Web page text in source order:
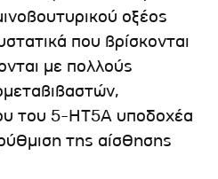
οξέος
που βρίσκονται
με πολλούς
του 5-ΗΤ5Α υποδοχέα
της αίσθησης